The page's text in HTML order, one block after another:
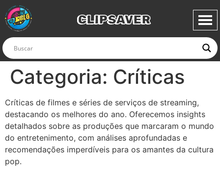
CLIPSAVER
Categoria: Críticas
Críticas de filmes e séries de serviços de streaming,
destacando os melhores do ano. Oferecemos insights
detalhados sobre as produções que marcaram o mundo
do entretenimento, com análises aprofundadas e
recomendações imperdíveis para os amantes da cultura
pop.